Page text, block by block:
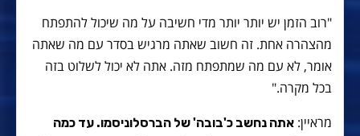
"רוב הזמן יש יותר יותר מדי חשיבה על מה שיכול להתפתח
מהצהרה אחת. זה חשוב שאתה מרגיש בסדר עם מה שאתה
אומר, לא עם מה שמתפתח מזה. אתה לא יכול לשלוט בזה
בכל מקרה."
מראיין: אתה נחשב כ'בובה' של הברסלוניסמו. עד כמה